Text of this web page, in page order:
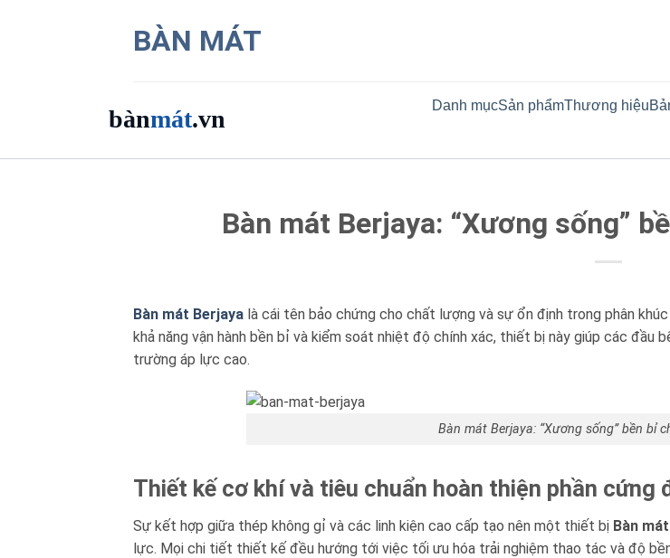
BÀN MÁT
bànmát.vn Danh mụcSản phẩmThương hiệu
Báo giá miễn phí →
Bàn mát Berjaya: “Xương sống”
Bàn mát Berjaya là cái tên bảo chứng cho chất lượng và sự ổn định trong phân
khả năng vận hành bền bỉ và kiểm soát nhiệt độ chính xác, thiết bị này giúp các
trường áp lực cao.
Bàn mát Berjaya: “Xương sống” bền bỉ
Thiết kế cơ khí và tiêu chuẩn hoàn thiện phần cứng
Sự kết hợp giữa thép không gỉ và các linh kiện cao cấp tạo nên một thiết bị Bàn
lực. Mọi chi tiết thiết kế đều hướng tới việc tối ưu hóa trải nghiệm thao tác và độ